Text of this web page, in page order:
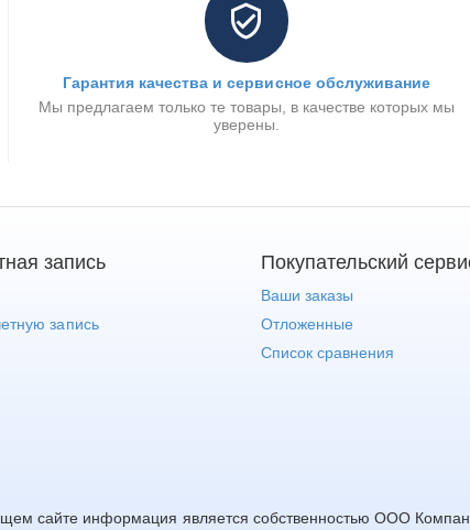
Гарантия качества и сервисное обслуживание
Мы предлагаем только те товары, в качестве которых мы
уверены.
запись
запись
Покупательский
Ваши заказы
Отложенные
Список сравнения
сайте информация является собственностью ООО